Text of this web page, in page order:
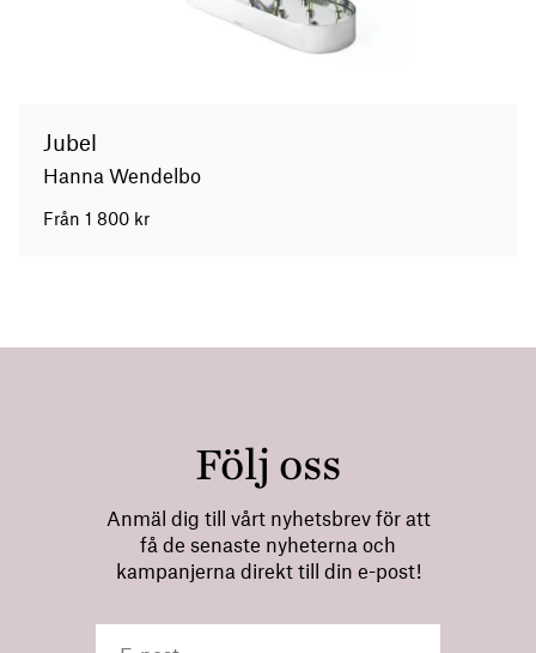
Jubel
Hanna Wendelbo
Från 1 800 kr
Följ oss
Anmäl dig till vårt nyhetsbrev för att
få de senaste nyheterna och
kampanjerna direkt till din e-post!